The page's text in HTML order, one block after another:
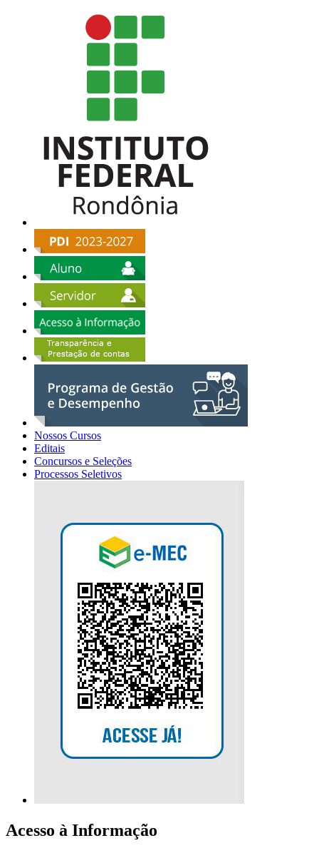
Nossos Cursos
Editais
Concursos e Seleções
Processos Seletivos
Acesso à Informação